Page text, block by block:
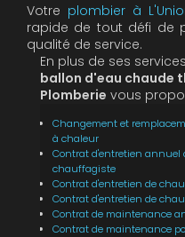
Votre plombier à
rapide de tout défi de
qualité de service.
En plus de ses
ballon d'eau chaude
Plomberie vous
Changement et
à chaleur
Contrat d'entretien annuel
chauffagiste
Contrat d'entretien de
Contrat d'entretien de
Contrat de maintenance
Contrat de maintenance